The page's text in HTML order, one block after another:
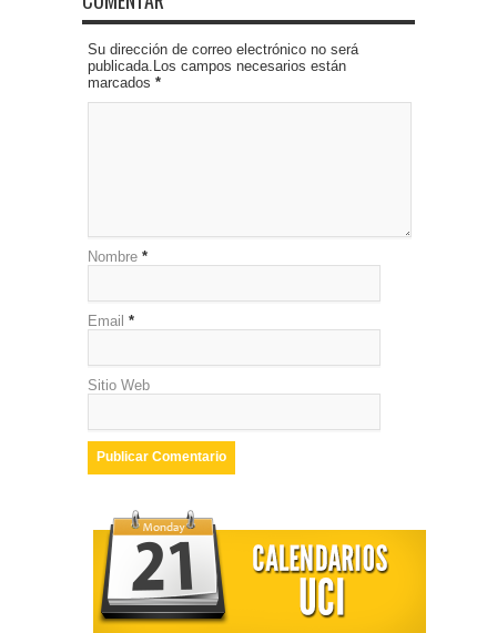
Su dirección de correo electrónico no será
publicada.Los campos necesarios están
marcados *
Nombre *
Email *
Sitio Web